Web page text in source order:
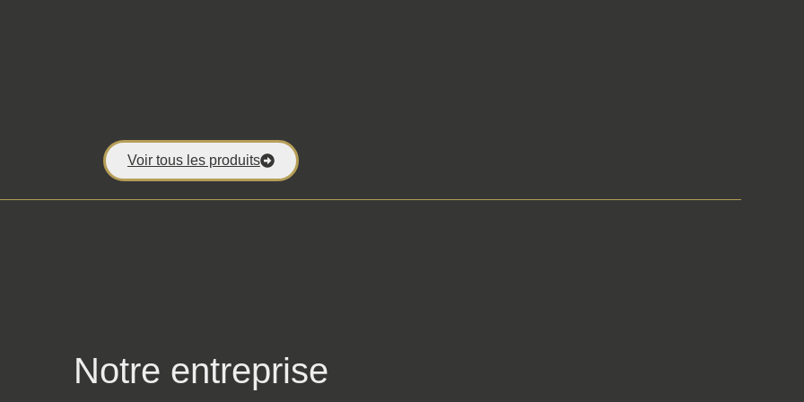
Voir tous les produits
Notre entreprise